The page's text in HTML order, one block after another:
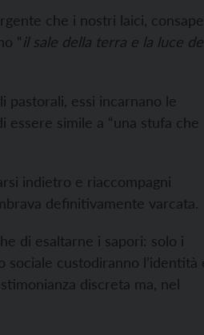
che i nostri laici,
“il sale della terra e la luce
pastorali, essi incarnano le
simile a “una stufa che
indietro e riaccompagni
definitivamente varcata.
di esaltarne i sapori: solo i
custodiranno l’identità
discreta ma, nel